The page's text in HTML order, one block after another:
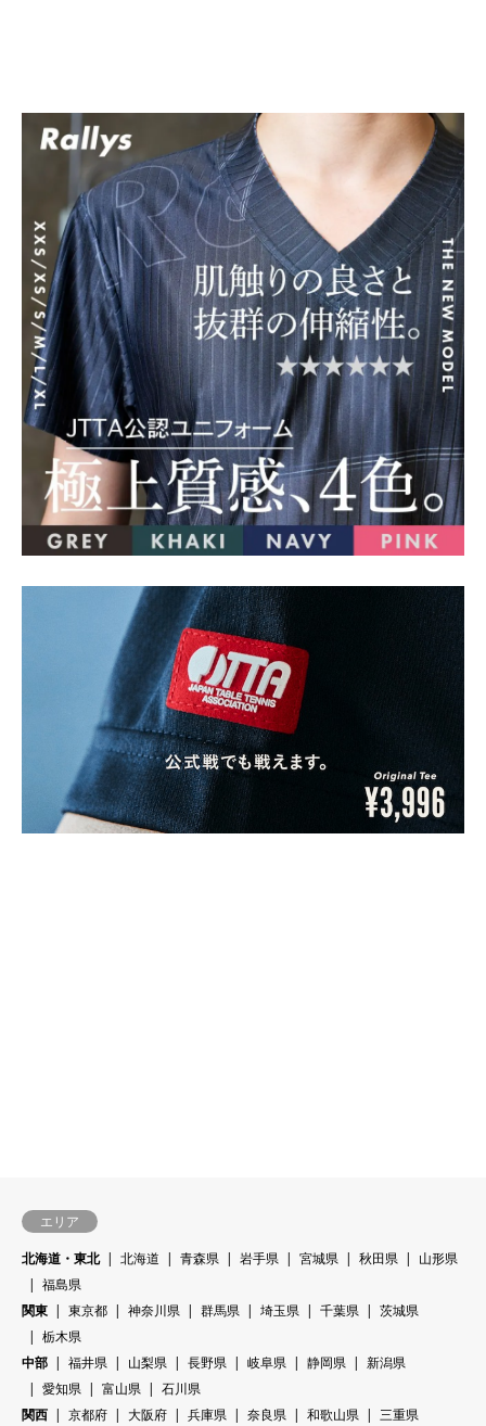
エリア
北海道・東北
北海道 青森県 岩手県 宮城県 秋田県
山形県
福島県
関東
東京都 神奈川県 群馬県 埼玉県 千葉県
茨城県
栃木県
中部
福井県 山梨県 長野県 岐阜県 静岡県
新潟県
愛知県
富山県
石川県
関西
京都府 大阪府 兵庫県 奈良県 和歌山県
三重県